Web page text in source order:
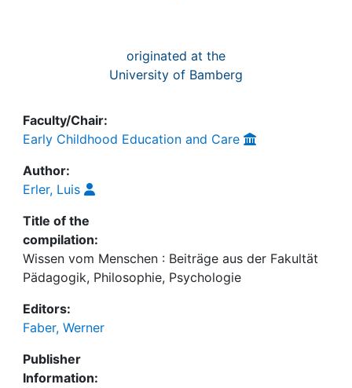
originated at the
University of Bamberg
Faculty/Chair:
Early Childhood Education and Care
Author:
Erler, Luis
Title of the
compilation:
Wissen vom Menschen : Beiträge aus der Fakultät
Pädagogik, Philosophie, Psychologie
Editors:
Faber, Werner
Publisher
Information: